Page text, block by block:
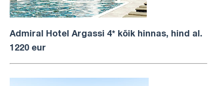
Admiral Hotel Argassi 4* kõik hinnas, hind al.
1220 eur